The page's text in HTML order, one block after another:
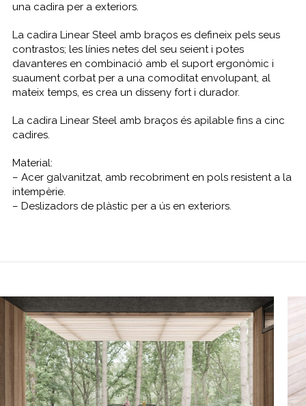
una cadira per a exteriors.
La cadira Linear Steel amb braços es defineix pels seus
contrastos; les línies netes del seu seient i potes
davanteres en combinació amb el suport ergonòmic i
suaument corbat per a una comoditat envolupant, al
mateix temps, es crea un disseny fort i durador.
La cadira Linear Steel amb braços és apilable fins a cinc
cadires.
Material:
– Acer galvanitzat, amb recobriment en pols resistent a la
intempèrie.
– Deslizadors de plàstic per a ús en exteriors.